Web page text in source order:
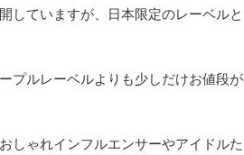
していますが、日本限定のレーベルと
プルレーベルよりも少しだけお値段が
しゃれインフルエンサーやアイドルた